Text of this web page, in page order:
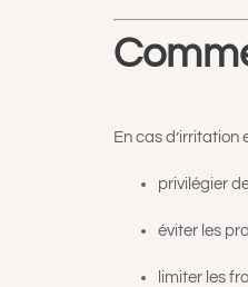
En cas
privilégier
éviter les
limiter les